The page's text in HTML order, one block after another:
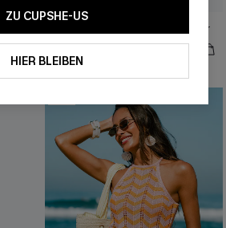
Weiß Geblümter Ärmelloser Romper
27,00 €
ZU CUPSHE-US
HIER BLEIBEN